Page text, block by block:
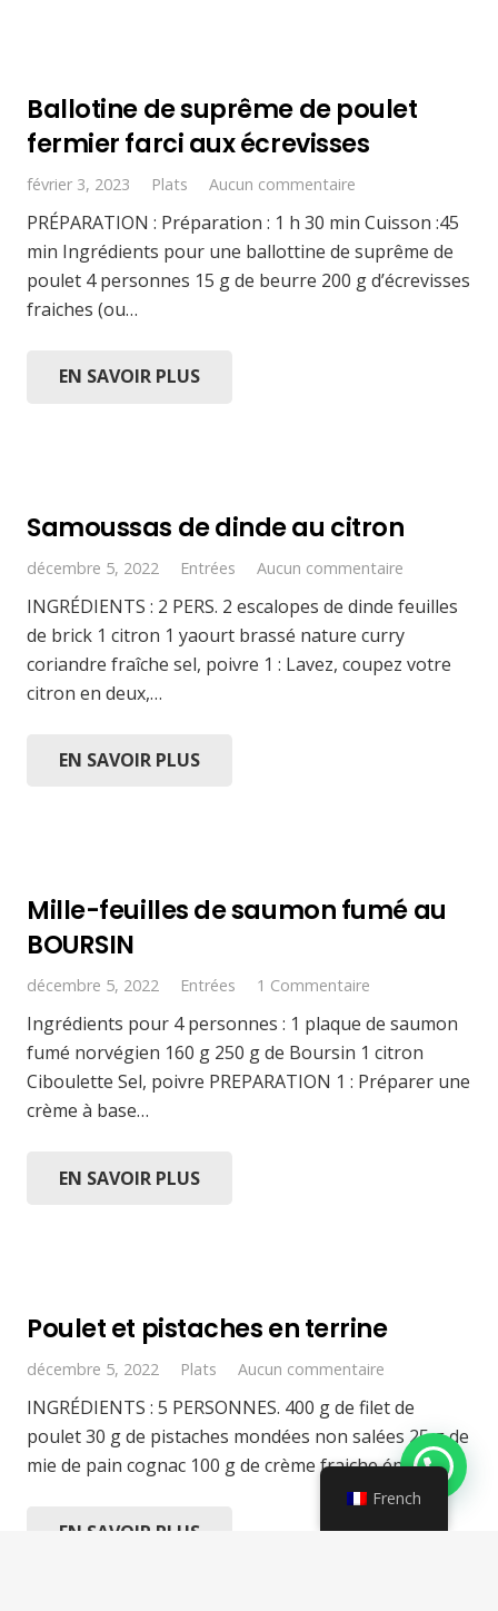
Ballotine de suprême de poulet
fermier farci aux écrevisses
février 3, 2023 Plats Aucun commentaire
PRÉPARATION : Préparation : 1 h 30 min Cuisson :45
min Ingrédients pour une ballottine de suprême de
poulet 4 personnes 15 g de beurre 200 g d’écrevisses
fraiches (ou…
EN SAVOIR PLUS
Samoussas de dinde au citron
décembre 5, 2022 Entrées Aucun commentaire
INGRÉDIENTS : 2 PERS. 2 escalopes de dinde feuilles
de brick 1 citron 1 yaourt brassé nature curry
coriandre fraîche sel, poivre 1 : Lavez, coupez votre
citron en deux,…
EN SAVOIR PLUS
Mille-feuilles de saumon fumé au
BOURSIN
décembre 5, 2022 Entrées 1 Commentaire
Ingrédients pour 4 personnes : 1 plaque de saumon
fumé norvégien 160 g 250 g de Boursin 1 citron
Ciboulette Sel, poivre PREPARATION 1 : Préparer une
crème à base…
EN SAVOIR PLUS
Poulet et pistaches en terrine
décembre 5, 2022 Plats Aucun commentaire
INGRÉDIENTS : 5 PERSONNES. 400 g de filet de
poulet 30 g de pistaches mondées non salées 25 g de
mie de pain cognac 100 g de crème fraiche épaisse…
EN SAVOIR PLUS
French